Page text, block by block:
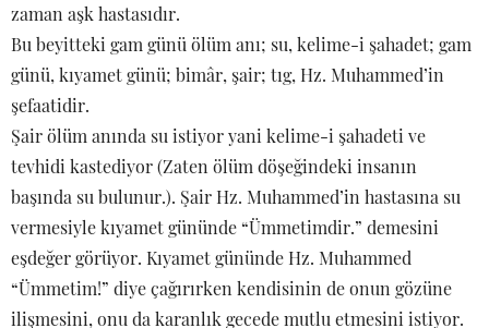
zaman aşk hastasıdır.
Bu beyitteki gam günü ölüm anı; su, kelime-i şahadet; gam
günü, kıyamet günü; bimâr, şair; tıg, Hz. Muhammed’in
şefaatidir.
Şair ölüm anında su istiyor yani kelime-i şahadeti ve
tevhidi kastediyor (Zaten ölüm döşeğindeki insanın
başında su bulunur.). Şair Hz. Muhammed’in hastasına su
vermesiyle kıyamet gününde “Ümmetimdir.” demesini
eşdeğer görüyor. Kıyamet gününde Hz. Muhammed
“Ümmetim!” diye çağırırken kendisinin de onun gözüne
ilişmesini, onu da karanlık gecede mutlu etmesini istiyor.